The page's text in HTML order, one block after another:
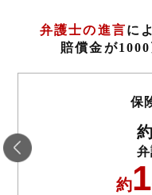
弁護士の進言に
賠償金が
保
約
約